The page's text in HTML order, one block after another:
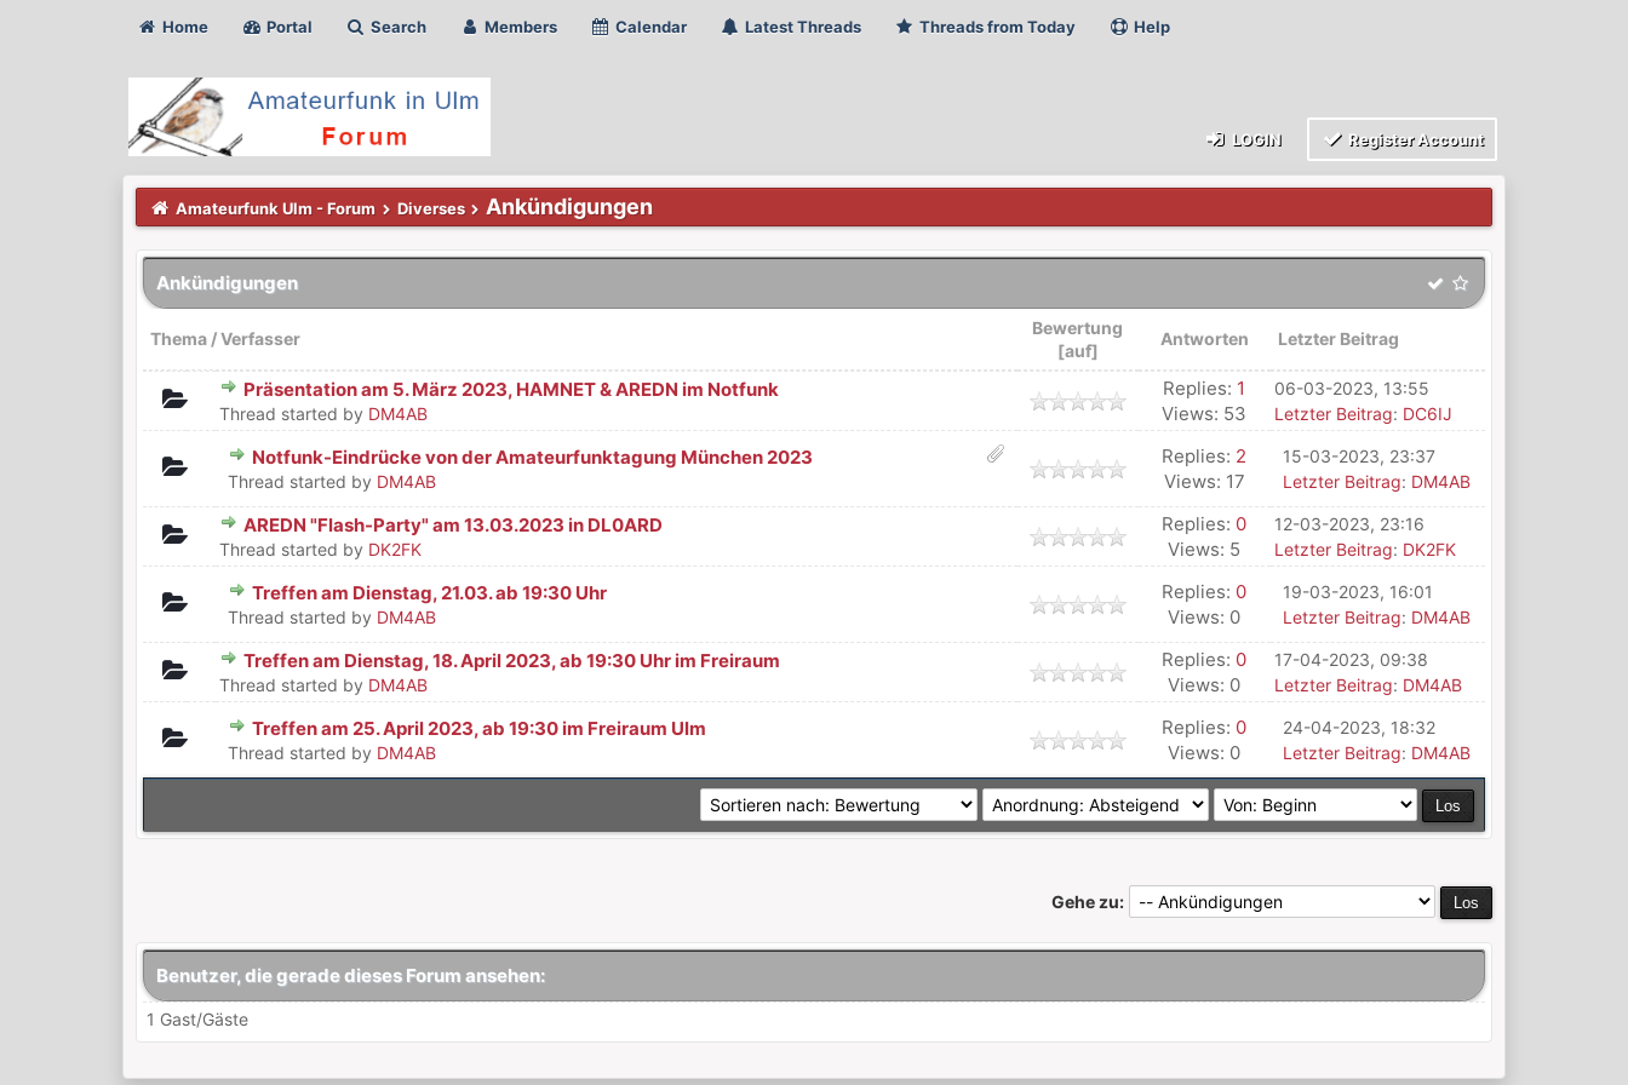
Home Portal Search Members Calendar Latest Threads Threads from Today Help
LOGIN Register Account
Amateurfunk Ulm - Forum Diverses Ankündigungen
Ankündigungen
Thema/Verfasser
Bewertung
[auf]
Antworten Letzter Beitrag
Präsentation am 5. März 2023, HAMNET & AREDN im Notfunk
Thread started by DM4AB
0 Bewertung(en) - 0 von 5 durchschnittlich
12345
Replies: 1
Views: 53
06-03-2023, 13:55
Letzter Beitrag: DC6IJ
Notfunk-Eindrücke von der Amateurfunktagung München 2023
Thread started by DM4AB
0 Bewertung(en) - 0 von 5 durchschnittlich
12345
Replies: 2
Views: 17
15-03-2023, 23:37
Letzter Beitrag: DM4AB
AREDN "Flash-Party" am 13.03.2023 in DL0ARD
Thread started by DK2FK
0 Bewertung(en) - 0 von 5 durchschnittlich
12345
Replies: 0
Views: 5
12-03-2023, 23:16
Letzter Beitrag: DK2FK
Treffen am Dienstag, 21.03. ab 19:30 Uhr
Thread started by DM4AB
0 Bewertung(en) - 0 von 5 durchschnittlich
12345
Replies: 0
Views: 0
19-03-2023, 16:01
Letzter Beitrag: DM4AB
Treffen am Dienstag, 18. April 2023, ab 19:30 Uhr im Freiraum
Thread started by DM4AB
0 Bewertung(en) - 0 von 5 durchschnittlich
12345
Replies: 0
Views: 0
17-04-2023, 09:38
Letzter Beitrag: DM4AB
Treffen am 25. April 2023, ab 19:30 im Freiraum Ulm
Thread started by DM4AB
0 Bewertung(en) - 0 von 5 durchschnittlich
12345
Replies: 0
Views: 0
24-04-2023, 18:32
Letzter Beitrag: DM4AB
Gehe zu:
Benutzer, die gerade dieses Forum ansehen:
1 Gast/Gäste